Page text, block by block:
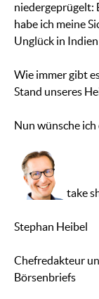
niedergeprügelt:
habe ich meine
Unglück in
Wie immer gibt
Stand unseres
Nun wünsche ich
take
Stephan Heibel
Chefredakteur
Börsenbriefs